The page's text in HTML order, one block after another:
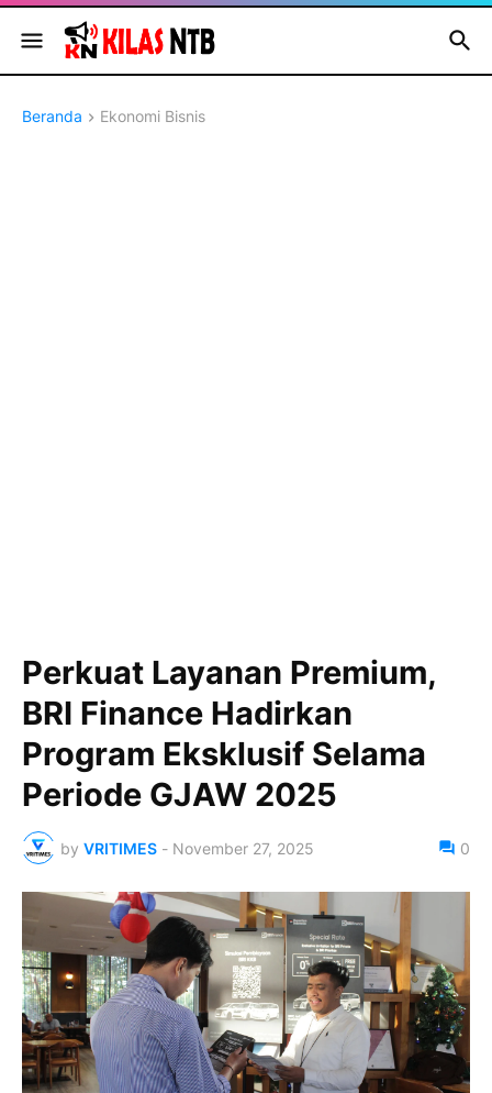
Beranda Ekonomi Bisnis
Perkuat Layanan Premium,
BRI Finance Hadirkan
Program Eksklusif Selama
Periode GJAW 2025
by VRITIMES - November 27, 2025 0